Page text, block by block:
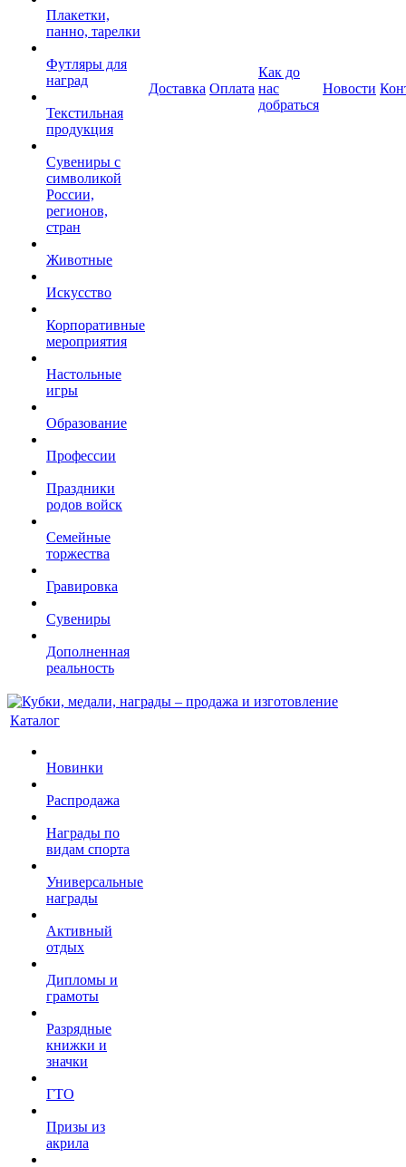
Плакетки,
панно, тарелки
Футляры для
наград
Текстильная
продукция
Сувениры с
символикой
России,
регионов,
стран
Животные
Искусство
Корпоративные
мероприятия
Настольные
игры
Образование
Профессии
Праздники
родов войск
Семейные
торжества
Гравировка
Сувениры
Дополненная
реальность
Доставка Оплата
Как до
нас
добраться
Новости
Каталог
Новинки
Распродажа
Награды по
видам спорта
Универсальные
награды
Активный
отдых
Дипломы и
грамоты
Разрядные
книжки и
значки
ГТО
Призы из
акрила